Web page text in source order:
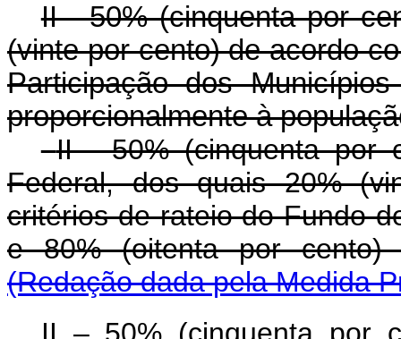
II - 50% (cinquenta por
(vinte por cento) de acordo
Participação dos
proporcionalmente à
II - 50% (cinquenta por
Federal, dos quais 20%
critérios de rateio do Fundo
e 80% (oitenta por cento)
(Redação dada pela Medida